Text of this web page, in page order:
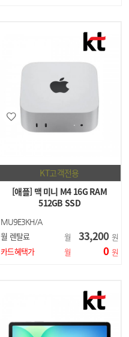
KT고객전용
[애플] 맥 미니 M4 16G RAM
512GB SSD
MU9E3KH/A
월 렌탈료 월 33,200 원
카드혜택가
월 0 원